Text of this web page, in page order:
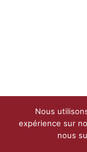
Nous
expérience sur
nous